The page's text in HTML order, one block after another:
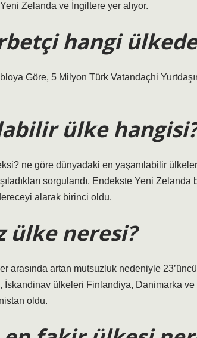
Zelanda ve İngiltere yer alıyor.
hangi
Göre, 5 Milyon Türk Vatandaçhi
ülke
ne göre dünyadaki en yaşanılabilir ülkeler
sorgulandı. Endekste Yeni
alarak birinci oldu.
ülke neresi?
arasında artan mutsuzluk nedeniyle
İskandinav ülkeleri Finlandiya, Danimarka
oldu.